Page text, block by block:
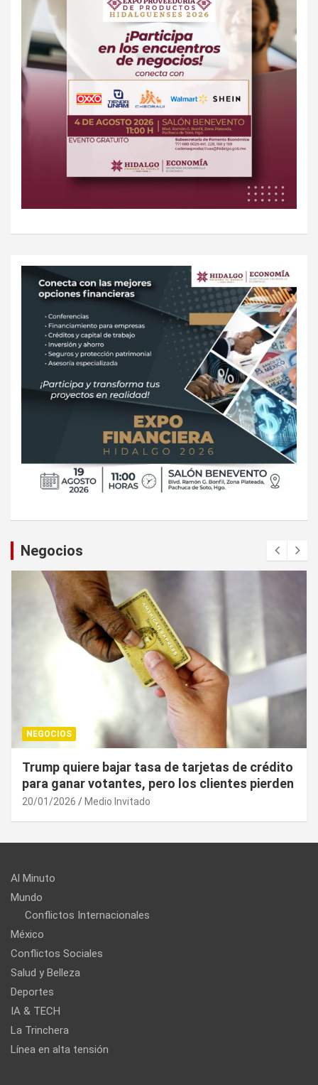
Negocios
NEGOCIOS
¿Cuál es el “arma nuclear económica” que la
UE puede utilizar contra EU?
20/01/2026 Medio Invitado
Al Minuto
Mundo
Conflictos Internacionales
México
Conflictos Sociales
Salud y Belleza
Deportes
IA & TECH
La Trinchera
Línea en alta tensión